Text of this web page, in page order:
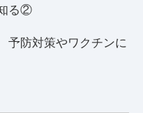
る②
予防対策やワクチンに